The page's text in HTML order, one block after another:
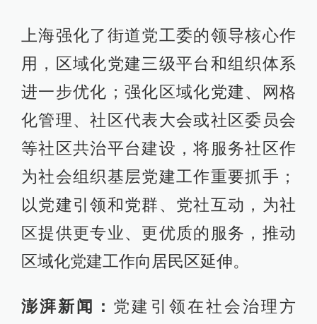
上海强化了街道党工委的领导核心作
用，区域化党建三级平台和组织体系
进一步优化；强化区域化党建、网格
化管理、社区代表大会或社区委员会
等社区共治平台建设，将服务社区作
为社会组织基层党建工作重要抓手；
以党建引领和党群、党社互动，为社
区提供更专业、更优质的服务，推动
区域化党建工作向居民区延伸。
澎湃新闻： 党建引领在社会治理方